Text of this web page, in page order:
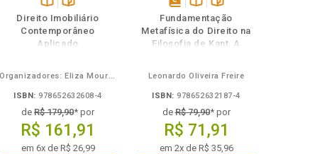
Disponível
na
B.V.
páginas
Direito Imobiliário
Contemporâneo
Aplicado
Organizadores: Eliza Moura Navarro de Novaes, Rafael de Oliveira Lage, Daniel Ribeiro Pettersen
ISBN: 978652632608-4
de R$ 179,90* por
R$ 161,91
em 6x de R$ 26,99
disponível
em
eBook
Disponível
na
B.V.
páginas
Fundamentação
Metafísica do Direito na
Filosofia de Kant, A
Leonardo Oliveira Freire
ISBN: 978652632187-4
deR$ 79,90* por
R$ 71,91
em 2x de R$ 35,96